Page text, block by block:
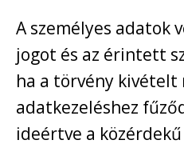
A személyes adatok
jogot és az érintett
ha a törvény kivételt
adatkezeléshez
ideértve a